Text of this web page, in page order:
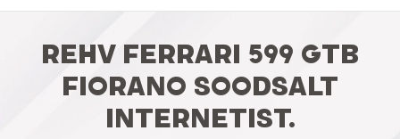
REHV FERRARI 599 GTB
FIORANO SOODSALT
INTERNETIST.